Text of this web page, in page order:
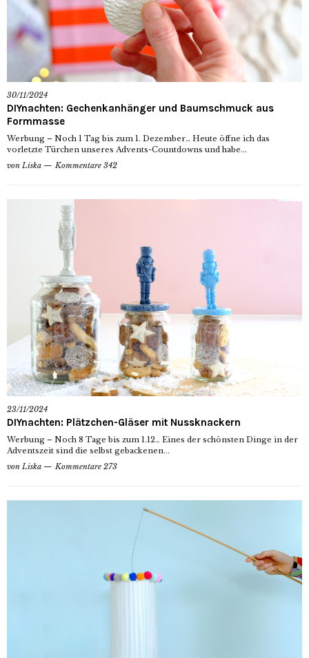
30/11/2024
DIYnachten: Gechenkanhänger und Baumschmuck aus
Formmasse
Werbung – Noch 1 Tag bis zum 1. Dezember… Heute öffne ich das
vorletzte Türchen unseres Advents-Countdowns und habe...
von Liska Kommentare 342
23/11/2024
DIYnachten: Plätzchen-Gläser mit Nussknackern
Werbung – Noch 8 Tage bis zum 1.12… Eines der schönsten Dinge in der
Adventszeit sind die selbst gebackenen...
von Liska Kommentare 273